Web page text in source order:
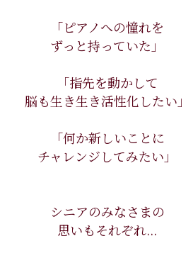
「ピアノへの憧れを
ずっと持っていた」
「指先を動かして
脳も生き生き活性化したい」
「何か新しいことに
チャレンジしてみたい」
シニアのみなさまの
思いもそれぞれ...